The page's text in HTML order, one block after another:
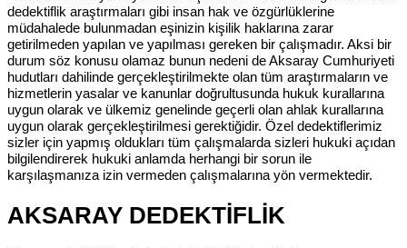
dedektiflik araştırmaları gibi insan hak ve özgürlüklerine
müdahalede bulunmadan eşinizin kişilik haklarına zarar
getirilmeden yapılan ve yapılması gereken bir çalışmadır. Aksi bir
durum söz konusu olamaz bunun nedeni de Aksaray Cumhuriyeti
hudutları dahilinde gerçekleştirilmekte olan tüm araştırmaların ve
hizmetlerin yasalar ve kanunlar doğrultusunda hukuk kurallarına
uygun olarak ve ülkemiz genelinde geçerli olan ahlak kurallarına
uygun olarak gerçekleştirilmesi gerektiğidir. Özel dedektiflerimiz
sizler için yapmış oldukları tüm çalışmalarda sizleri hukuki açıdan
bilgilendirerek hukuki anlamda herhangi bir sorun ile
karşılaşmanıza izin vermeden çalışmalarına yön vermektedir.
AKSARAY DEDEKTİFLİK